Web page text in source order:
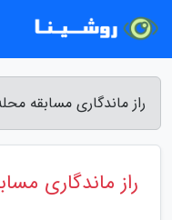
راز ماندگاری مسابقه
راز ماندگاری